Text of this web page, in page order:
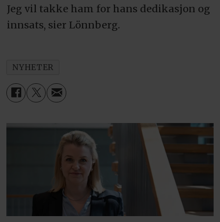
Jeg vil takke ham for hans dedikasjon og
innsats, sier Lönnberg.
NYHETER